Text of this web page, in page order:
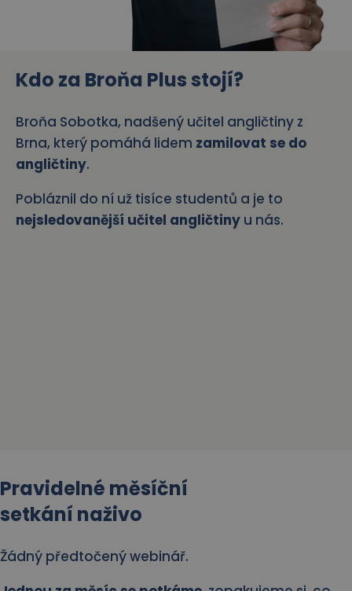
Kdo za Broňa Plus stojí?
Broňa Sobotka, nadšený učitel angličtiny z
Brna, který pomáhá lidem zamilovat se do
angličtiny.
Pobláznil do ní už tisíce studentů a je to
nejsledovanější učitel angličtiny u nás.
Pravidelné měsíční
setkání naživo
Žádný předtočený webinář.